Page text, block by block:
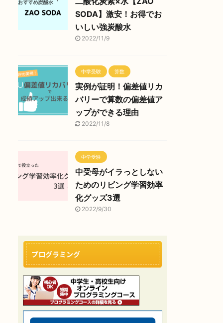
SODA】激安！お得でお
いしい強炭酸水
2022/11/9
中学受験 算数
実例が証明！偏差値リカ
バリーで算数の偏差値ア
ップができる理由
2022/11/8
中学受験
中受母がイラっとしない
ためのリビング学習効率
化グッズ3選
2022/9/30
プログラミング